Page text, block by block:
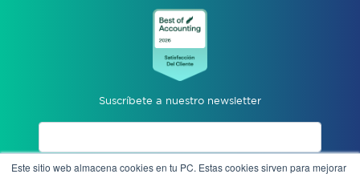
Este sitio web almacena cookies en tu PC. Estas cookies sirven para mejorar
Suscríbete a nuestro newsletter